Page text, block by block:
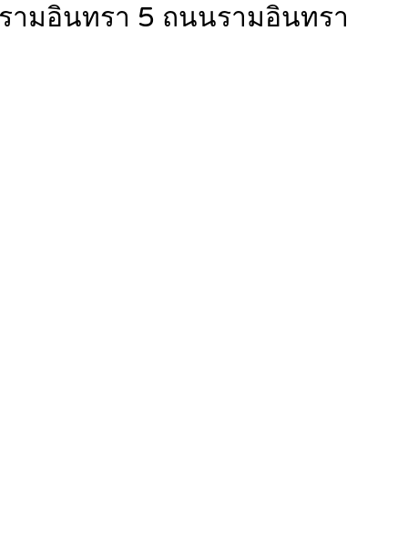
มอินทรา 5 ถนนรามอินทรา